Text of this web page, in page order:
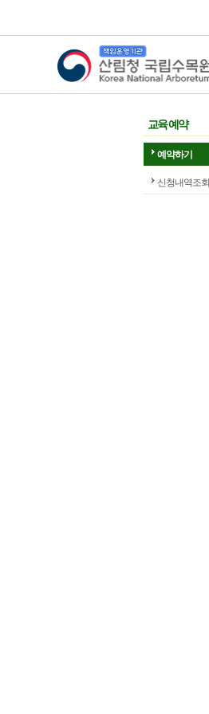
산림청 국립수목원
교육 예약
예약하기
신청내역조회